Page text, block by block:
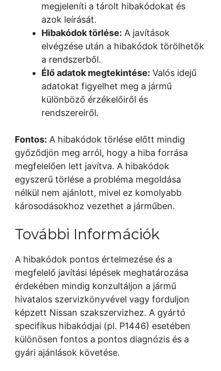
megjeleníti a tárolt hibakódokat és
azok leírását.
Hibakódok törlése: A javítások
elvégzése után a hibakódok törölhetők
a rendszerből.
Élő adatok megtekintése: Valós idejű
adatokat figyelhet meg a jármű
különböző érzékelőiről és
rendszereiről.
Fontos: A hibakódok törlése előtt mindig
győződjön meg arról, hogy a hiba forrása
megfelelően lett javítva. A hibakódok
egyszerű törlése a probléma megoldása
nélkül nem ajánlott, mivel ez komolyabb
károsodásokhoz vezethet a járműben.
További Információk
A hibakódok pontos értelmezése és a
megfelelő javítási lépések meghatározása
érdekében mindig konzultáljon a jármű
hivatalos szervizkönyvével vagy forduljon
képzett Nissan szakszervizhez. A gyártó
specifikus hibakódjai (pl. P1446) esetében
különösen fontos a pontos diagnózis és a
gyári ajánlások követése.